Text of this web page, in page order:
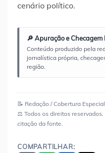
cenário político.
🔎 Apuração e Checagem
Conteúdo produzido pela
jornalística própria,
região.
📝 Redação / Cobertura Especial
⚖️ Todos os direitos
citação da fonte.
COMPARTILHAR: